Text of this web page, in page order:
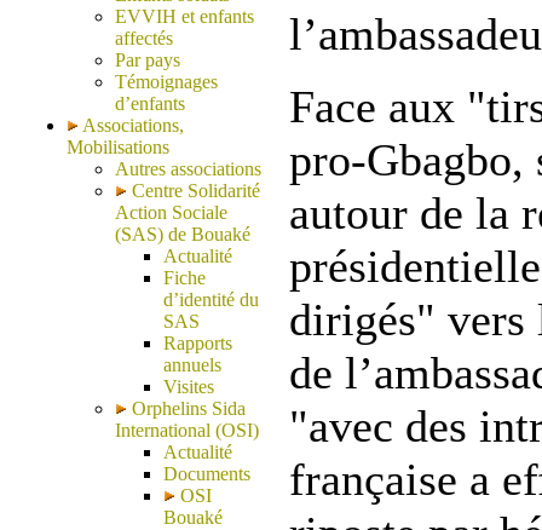
EVVIH et enfants
affectés
Par pays
Témoignages
d’enfants
Associations,
Mobilisations
Autres associations
Centre Solidarité
Action Sociale
(SAS) de Bouaké
Actualité
Fiche
d’identité du
SAS
Rapports
annuels
Visites
Orphelins Sida
International (OSI)
Actualité
Documents
OSI
Bouaké
Face aux
pro-Gbagbo,
autour de la
dirigés" vers
de
"avec des
française a